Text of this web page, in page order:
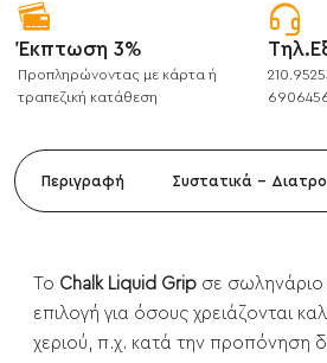
Έκπτωση 3%
Προπληρώνοντας με κάρτα ή
τραπεζική κατάθεση
Περιγραφή Συστατικά -
Το Chalk Liquid Grip σε σωληνάριο
επιλογή για όσους χρειάζονται
χεριού, π.χ. κατά την προπόνηση